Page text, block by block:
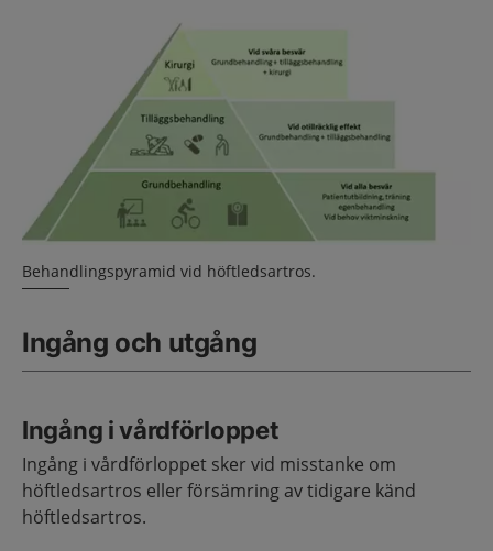
Behandlingspyramid vid höftledsartros.
Ingång och utgång
Ingång i vårdförloppet
Ingång i vårdförloppet sker vid misstanke om
höftledsartros eller försämring av tidigare känd
höftledsartros.